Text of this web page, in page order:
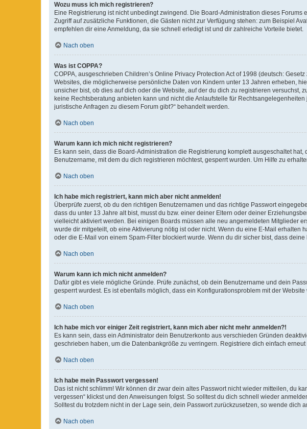
Wozu muss ich mich registrieren?
Eine Registrierung ist nicht unbedingt zwingend. Die Board-Administration dieses
Zugriff auf zusätzliche Funktionen, die Gästen nicht zur Verfügung stehen: zum Beispiel
empfehlen dir eine Anmeldung, da sie schnell erledigt ist und dir zahlreiche Vorteile bietet.
Nach oben
Was ist COPPA?
COPPA, ausgeschrieben Children’s Online Privacy Protection Act of 1998 (deutsch:
Websites, die möglicherweise persönliche Daten von Kindern unter 13 Jahren erheben,
unsicher bist, ob dies auf dich oder die Website, auf der du dich zu registrieren
keine Rechtsberatung anbieten kann und nicht die Anlaufstelle für
juristische Anfragen zu diesem Forum gibt?“ behandelt werden.
Nach oben
Warum kann ich mich nicht registrieren?
Es kann sein, dass die Board-Administration die Registrierung komplett ausgeschaltet
Benutzername, mit dem du dich registrieren möchtest, gesperrt wurden. Um Hilfe zu
Nach oben
Ich habe mich registriert, kann mich aber nicht anmelden!
Überprüfe zuerst, ob du den richtigen Benutzernamen und das richtige Passwort
dass du unter 13 Jahre alt bist, musst du bzw. einer deiner Eltern oder deiner
vielleicht aktiviert werden. Bei einigen Boards müssen alle neu angemeldeten Mitglieder
wurde dir mitgeteilt, ob eine Aktivierung nötig ist oder nicht. Wenn du eine E-Mail
oder die E-Mail von einem Spam-Filter blockiert wurde. Wenn du dir sicher bist, dass
Nach oben
Warum kann ich mich nicht anmelden?
Dafür gibt es viele mögliche Gründe. Prüfe zunächst, ob dein Benutzername und dein
gesperrt wurdest. Es ist ebenfalls möglich, dass ein Konfigurationsproblem mit der
Nach oben
Ich habe mich vor einiger Zeit registriert, kann mich aber nicht mehr anmelden?!
Es kann sein, dass ein Administrator dein Benutzerkonto aus verschieden Gründen
geschrieben haben, um die Datenbankgröße zu verringern. Registriere dich einfach
Nach oben
Ich habe mein Passwort vergessen!
Das ist nicht schlimm! Wir können dir zwar dein altes Passwort nicht wieder mitteilen, du
vergessen“ klickst und den Anweisungen folgst. So solltest du dich schnell wieder
Solltest du trotzdem nicht in der Lage sein, dein Passwort zurückzusetzen, so wende dich
Nach oben